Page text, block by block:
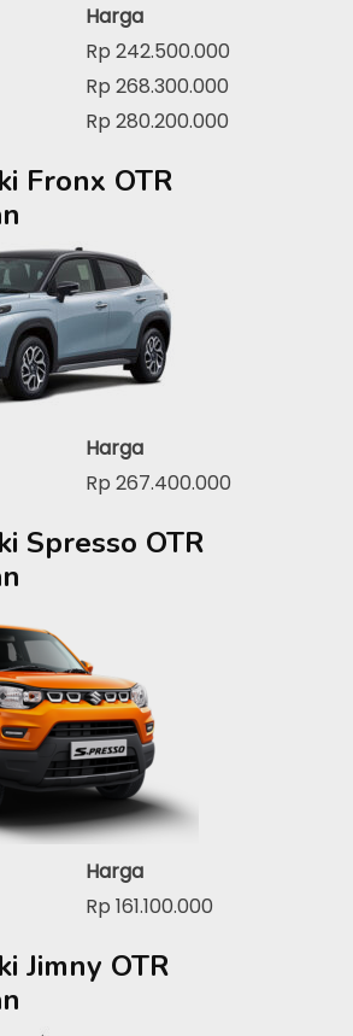
Harga
Rp 242.500.000
Rp 268.300.000
Rp 280.200.000
Fronx OTR
Harga
Rp 267.400.000
Spresso OTR
Harga
Rp 161.100.000
Jimny OTR